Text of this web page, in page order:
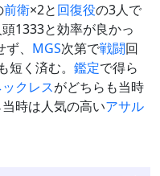
前衛×2と回復役の3人で
1333と効率が良かっ
、 MGS次第で戦闘回
く済む。 鑑定で得ら
クレスがどちらも当時
時は人気の高いアサル